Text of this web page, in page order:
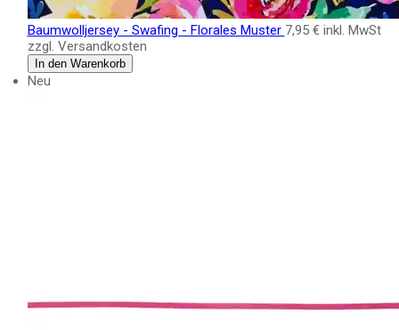
Baumwolljersey - Swafing - Florales Muster 7,95 € inkl. MwSt
zzgl. Versandkosten
In den Warenkorb
Neu